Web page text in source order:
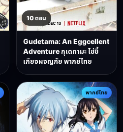
10 ตอน
Gudetama: An Eggcellent
Adventure กุเดทามะ ไข่ขี้
เกียจผจญภัย พากย์ไทย
พากย์ไทย